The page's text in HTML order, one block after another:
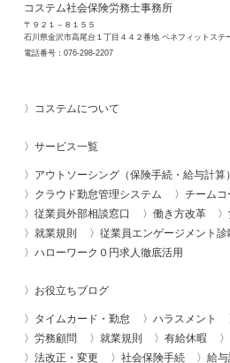
コステム社会保険労務士事務所
〒９２１－８１５５
石川県金沢市高尾台１丁目４４２番地 ベネフィットステ
電話番号： 076-298-2207
コステムについて
サービス一覧
アウトソーシング（保険手続・給与計算）
クラウド勤怠管理システム
チームコ
従業員外部相談窓口
働き方改革
就業規則
従業員エンゲージメント診
ハローワーク０円求人徹底活用
お役立ちブログ
タイムカード・勤怠 ハラスメント
労務顧問
就業規則 有給休暇
法改正・変更
社会保険手続 給